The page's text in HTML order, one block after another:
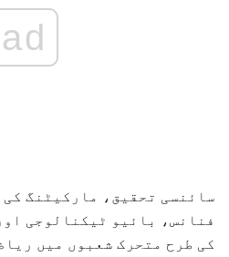
ad
سائنسی تحقیق، مارکیٹنگ
فنانس، بائیو ٹیکنالوجی
کی طرح متحرک شعبوں میں